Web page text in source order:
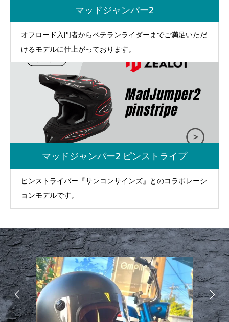
マッドジャンパー2
オフロード入門者からベテランライダーまでご満足いただ
けるモデルに仕上がっております。
マッドジャンパー2 ピンストライプ
ピンストライパー『サンコンサインズ』とのコラボレーシ
ョンモデルです。